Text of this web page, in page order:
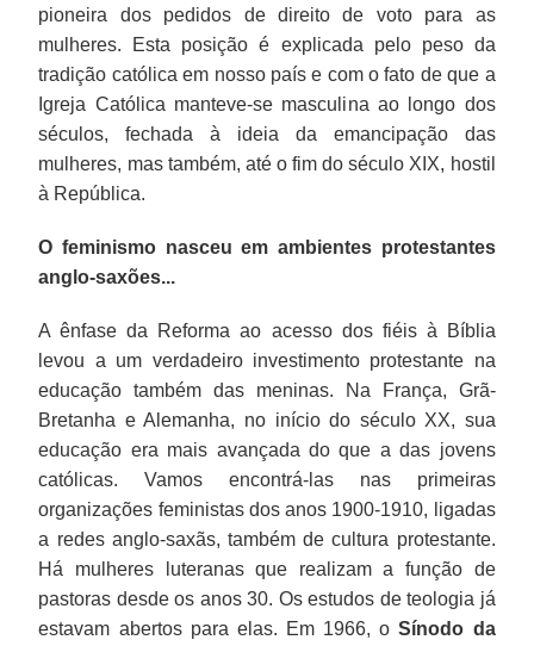
pioneira dos pedidos de direito de voto para as
mulheres. Esta posição é explicada pelo peso da
tradição católica em nosso país e com o fato de que a
Igreja Católica manteve-se masculina ao longo dos
séculos, fechada à ideia da emancipação das
mulheres, mas também, até o fim do século XIX, hostil
à República.
O feminismo nasceu em ambientes protestantes
anglo-saxões...
A ênfase da Reforma ao acesso dos fiéis à Bíblia
levou a um verdadeiro investimento protestante na
educação também das meninas. Na França, Grã-
Bretanha e Alemanha, no início do século XX, sua
educação era mais avançada do que a das jovens
católicas. Vamos encontrá-las nas primeiras
organizações feministas dos anos 1900-1910, ligadas
a redes anglo-saxãs, também de cultura protestante.
Há mulheres luteranas que realizam a função de
pastoras desde os anos 30. Os estudos de teologia já
estavam abertos para elas. Em 1966, o Sínodo da